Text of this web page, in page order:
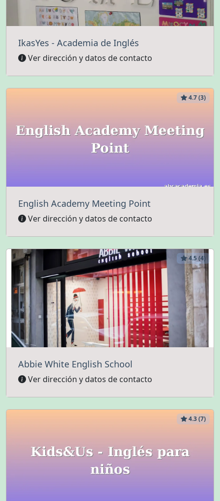
IkasYes - Academia de Inglés
Ver dirección y datos de contacto
4.7 (3)
English Academy Meeting Point
Ver dirección y datos de contacto
4.5 (4)
Abbie White English School
Ver dirección y datos de contacto
4.3 (7)